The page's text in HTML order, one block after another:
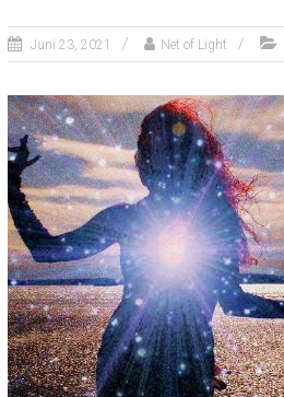
Z
Juni 23, 2021 Net of Light